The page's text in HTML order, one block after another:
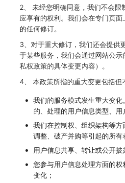
2、 未经您明确同意，我们不会限
应享有的权利。我们会在专门页
的任何修订。
3、对于重大修订，我们还会提供
于某些服务，我们会通过网站公
私权政策的具体变更内容）。
4、 本政策所指的重大变更包括但
我们的服务模式发生重大变化
的、处理的用户信息类型、用
我们在控制权、组织架构等
调整、破产并购等引起的所有
用户信息共享、转让或公开披
您参与用户信息处理方面的
变化；